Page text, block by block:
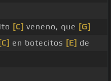
[C] veneno, que [G]
[C] en botecitos [E] de